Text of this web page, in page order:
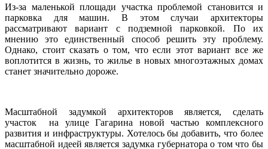
Из-за маленькой площади участка проблемой становится и
парковка для машин. В этом случаи архитекторы
рассматривают вариант с подземной парковкой. По их
мнению это единственный способ решить эту проблему.
Однако, стоит сказать о том, что если этот вариант все же
воплотится в жизнь, то жилье в новых многоэтажных домах
станет значительно дороже.
Масштабной задумкой архитекторов является, сделать
участок на улице Гагарина новой частью комплексного
развития и инфраструктуры. Хотелось бы добавить, что более
масштабной идеей является задумка губернатора о том что бы